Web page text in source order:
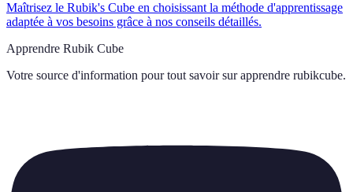
Maîtrisez le Rubik's Cube en choisissant la méthode d'apprentissage
adaptée à vos besoins grâce à nos conseils détaillés.
Apprendre Rubik Cube
Votre source d'information pour tout savoir sur apprendre rubikcube.